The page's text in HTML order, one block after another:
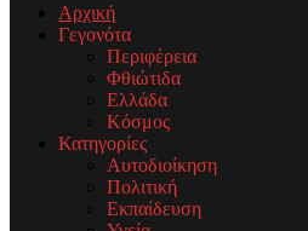
Αρχική
Γεγονότα
Περιφέρεια
Φθιώτιδα
Ελλάδα
Κόσμος
Κατηγορίες
Αυτοδιοίκηση
Πολιτική
Εκπαίδευση